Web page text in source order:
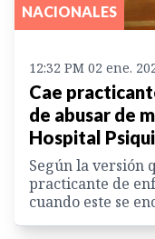
NACIONALES
12:32 PM 02 ene.
Cae
de abusar de
Hospital
Según la versión
practicante de
cuando este se